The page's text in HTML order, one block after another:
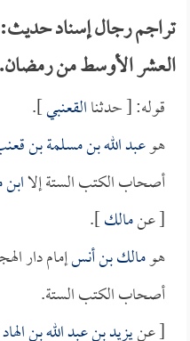
تراجم رجال إسناد
العشر الأوسط من
قوله: [ حدثناالقعنبي].
هوعبد الله بن مسلمة بن
أصحاب الكتب الستة إلا
[ عنمالك].
هومالك بن أنسإمام دار
أصحاب الكتب الستة.
[ عنيزيد بن عبد الله بن الهاد